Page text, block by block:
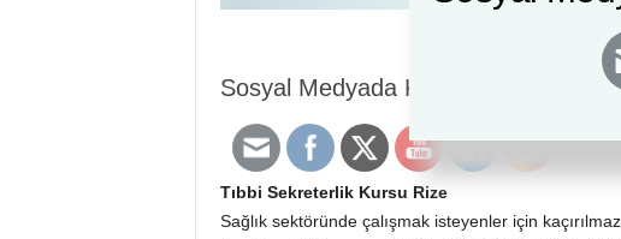
Sosyal Medyada Kurs İçeriklerimizi
Tıbbi Sekreterlik Kursu Rize
Sağlık sektöründe çalışmak isteyenler için